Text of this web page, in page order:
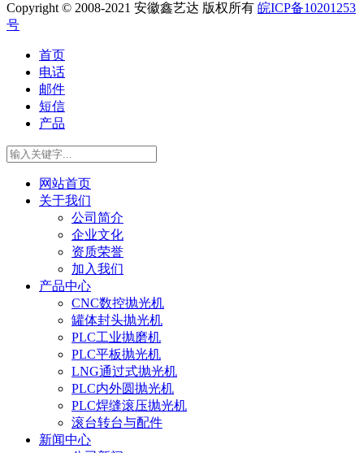
Copyright © 2008-2021 安徽鑫艺达 版权所有 皖ICP备10201253
号
首页
电话
邮件
短信
产品
网站首页
关于我们
公司简介
企业文化
资质荣誉
加入我们
产品中心
CNC数控抛光机
罐体封头抛光机
PLC工业抛磨机
PLC平板抛光机
LNG通过式抛光机
PLC内外圆抛光机
PLC焊缝滚压抛光机
滚台转台与配件
新闻中心